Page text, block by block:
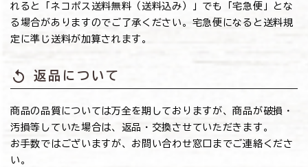
れると「ネコポス送料無料（送料込み）」でも「宅急便」とな
る場合がありますのでご了承ください。宅急便になると送料規
定に準じ送料が加算されます。
replay 返品について
商品の品質については万全を期しておりますが、商品が破損・
汚損等していた場合は、返品・交換させていただきます。
お手数ではございますが、お問い合わせ窓口までご連絡くださ
い。